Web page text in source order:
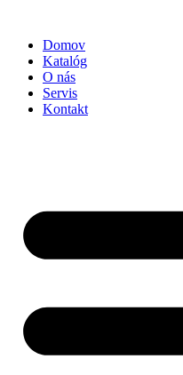
obsah
Domov
Katalóg
O nás
Servis
Kontakt